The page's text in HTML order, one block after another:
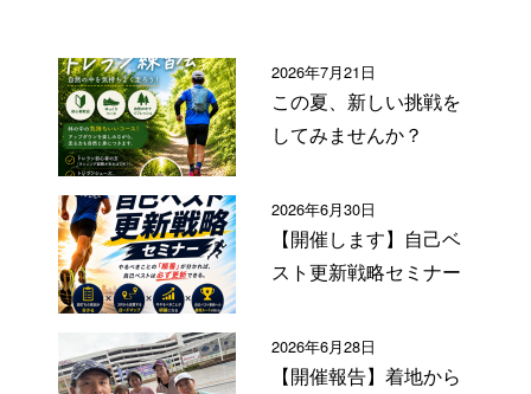
2026年7月21日
この夏、新しい挑戦を
してみませんか？
2026年6月30日
【開催します】自己ベ
スト更新戦略セミナー
2026年6月28日
【開催報告】着地から